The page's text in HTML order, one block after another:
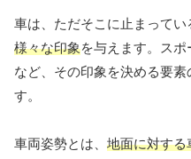
車は、ただそこに止まってい
様々な印象を与えます。ス
など、その印象を決める要
す。
車両姿勢とは、 地面に対する